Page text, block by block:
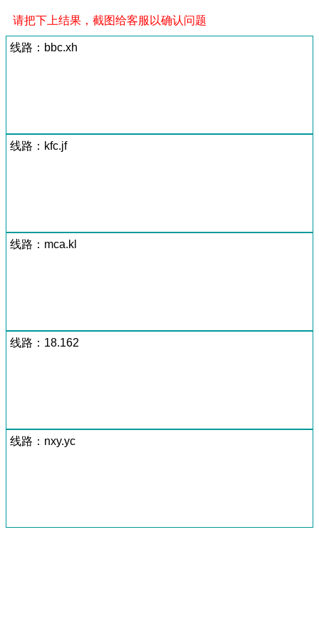
请把下上结果，截图给客服以确认问题
线路：bbc.xh
线路：kfc.jf
线路：mca.kl
线路：18.162
线路：nxy.yc